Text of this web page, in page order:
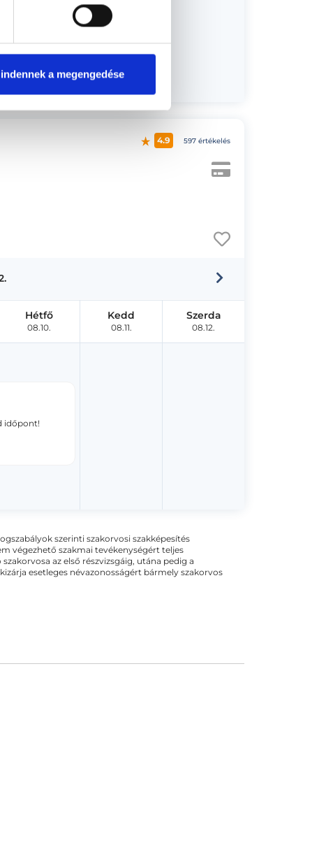
a megengedése
4.9 597 értékelés
időpont!
Hétfő
08.10.
Kedd
08.11.
Szerda
08.12.
szerinti szakorvosi szakképesítés
végezhető szakmai tevékenységért teljes
az első részvizsgáig, utána pedig a
esetleges névazonosságért bármely szakorvos